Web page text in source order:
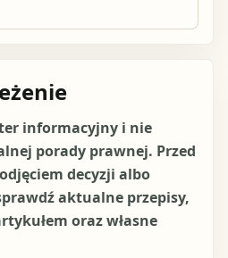
informacyjny i nie
porady prawnej. Przed
decyzji albo
aktualne przepisy,
oraz własne